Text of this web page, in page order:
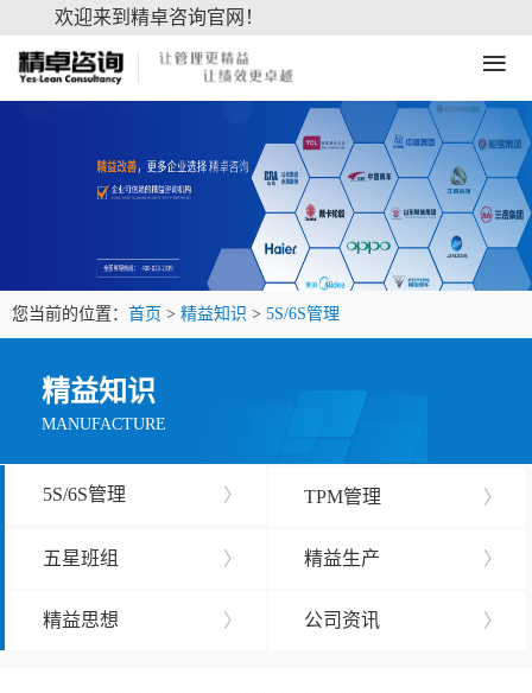
欢迎来到精卓咨询官网！
≡
您当前的位置： 首页 > 精益知识 > 5S/6S管理
精益知识
MANUFACTURE
5S/6S管理 〉 TPM管理 〉
五星班组 〉 精益生产 〉
精益思想 〉 公司资讯 〉